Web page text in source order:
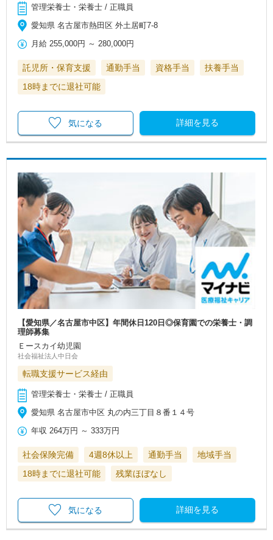
管理栄養士・栄養士 / 正職員
愛知県 名古屋市熱田区 外土居町7-8
月給 255,000円 ～280,000円
託児所・保育支援 通勤手当 資格手当
扶養手当
18時までに退社可能
詳細を見る
気になる
【愛知県／名古屋市中区】年間休日120日◎保育園での栄養士・調
理師募集
Ｅースカイ幼児園
社会福祉法人中日会
転職支援サービス経由
管理栄養士・栄養士 / 正職員
愛知県 名古屋市中区 丸の内三丁目８番１４号
年収 264万円 ～333万円
社会保険完備 4週8休以上 通勤手当
地域手当
18時までに退社可能
残業ほぼなし
詳細を見る
気になる